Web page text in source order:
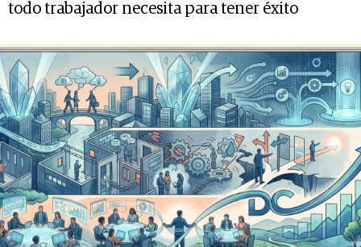
todo trabajador necesita para tener éxito